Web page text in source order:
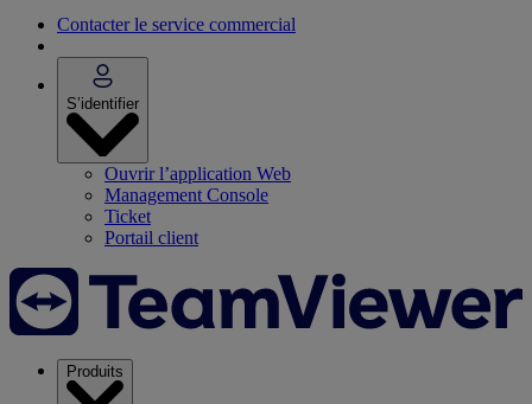
Contacter le service commercial
S’identifier
Ouvrir l’application Web
Management Console
Ticket
Portail client
Produits